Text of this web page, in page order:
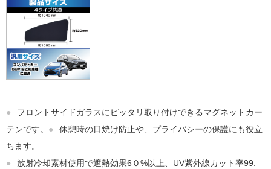
●
フロントサイドガラスにピッタリ取り付けできるマグネットカー
テンです。 ●
休憩時の日焼け防止や、プライバシーの保護にも役立
ちます。
●
放射冷却素材使用で遮熱効果6０%以上、UV紫外線カット率99.